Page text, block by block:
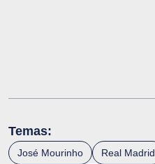
Temas:
José Mourinho Real Madrid